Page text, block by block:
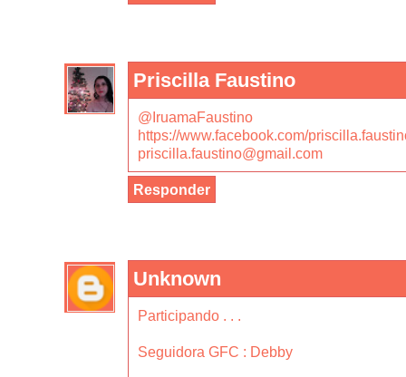
Priscilla Faustino
@IruamaFaustino
https://www.facebook.com/
priscilla.faustino@gmail.com
Responder
Unknown
Participando . . .
Seguidora GFC : Debby